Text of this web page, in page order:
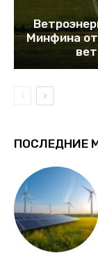
Минфина
ПОСЛЕДНИЕ